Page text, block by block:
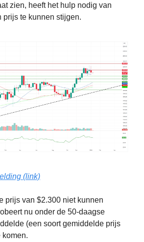
zien, heeft het hulp nodig van
prijs te kunnen stijgen.
(link)
prijs van $2.300 niet kunnen
nu onder de 50-daagse
(een soort gemiddelde prijs
komen.